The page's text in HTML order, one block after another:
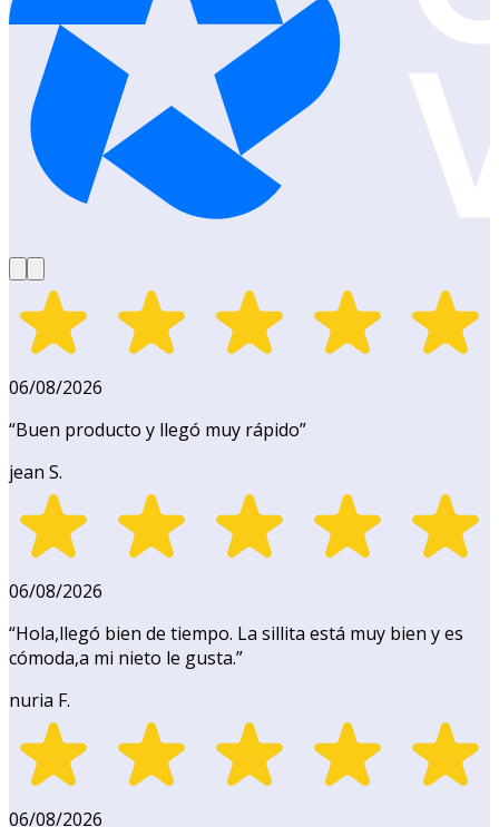
06/08/2026
“Buen producto y llegó muy rápido”
jean S.
06/08/2026
“Hola,llegó bien de tiempo. La sillita está muy bien y es
cómoda,a mi nieto le gusta.”
nuria F.
06/08/2026